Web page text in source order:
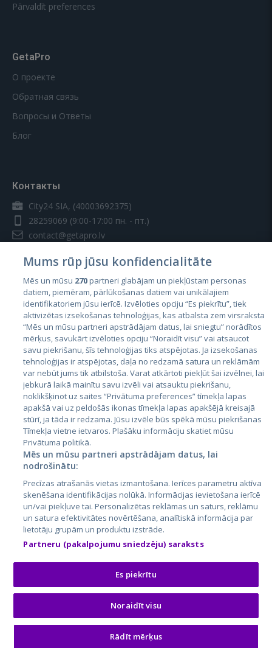
Pārvaldīt preferences
GetaPro
О проекте
Обратная связь
Вопросы и Ответы
Блог
Контакты
City24 SIA, (40003692375)
28259069 (9:00-17:00 пн. - пт.)
contact@getapro.lv
Страны
Эстония
Латвия
Литва
City24.lv
City24.ee
GetaPro.lv
GetaPro.ee
Skelbiu.lt
Autoplius.lt
Aruodas.lt
CVbankas.lt
Kainos.lt
Paslaugos.lt
auto24.ee
Osta.ee
KuldneBörs.ee
© 2026 GetaPro. Все права защищены.
Mums rūp jūsu konfidencialitāte
Mēs un mūsu 270partneri glabājam un piekļūstam personas
datiem, piemēram, pārlūkošanas datiem vai unikālajiem
identifikatoriem jūsu ierīcē. Izvēloties opciju “Es piekrītu”, tiek
aktivizētas izsekošanas tehnoloģijas, kas atbalsta zem virsraksta
“Mēs un mūsu partneri apstrādājam datus, lai sniegtu” norādītos
mērķus, savukārt izvēloties opciju “Noraidīt visu” vai atsaucot
savu piekrišanu, šīs tehnoloģijas tiks atspējotas. Ja izsekošanas
tehnoloģijas ir atspējotas, daļa no redzamā satura un reklāmām
var nebūt jums tik atbilstoša. Varat atkārtoti piekļūt šai izvēlnei, lai
jebkurā laikā mainītu savu izvēli vai atsauktu piekrišanu,
noklikšķinot uz saites “Privātuma preferences” tīmekļa lapas
apakšā vai uz peldošās ikonas tīmekļa lapas apakšējā kreisajā
stūrī, ja tāda ir redzama. Jūsu izvēle būs spēkā mūsu piekrišanas
Tīmekļa vietne ietvaros. Plašāku informāciju skatiet mūsu
Privātuma politikā.
Mēs un mūsu partneri apstrādājam datus, lai
nodrošinātu:
Precīzas atrašanās vietas izmantošana. Ierīces parametru aktīva
skenēšana identifikācijas nolūkā. Informācijas ievietošana ierīcē
un/vai piekļuve tai. Personalizētas reklāmas un saturs, reklāmu
un satura efektivitātes novērtēšana, analītiskā informācija par
lietotāju grupām un produktu izstrāde.
Partneru (pakalpojumu sniedzēju) saraksts
Es piekrītu
Noraidīt visu
Rādīt mērķus